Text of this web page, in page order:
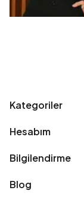
Kategoriler
Hesabım
Bilgilendirme
Blog